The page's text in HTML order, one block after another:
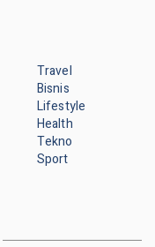
Travel
Bisnis
Lifestyle
Health
Tekno
Sport